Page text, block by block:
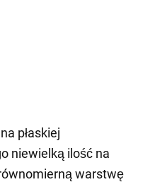
płaskiej
niewielką ilość na
warstwę